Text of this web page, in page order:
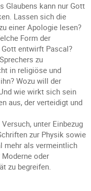
Glaubens kann nur Gott
Lassen sich die
einer Apologie lesen?
Form der
entwirft Pascal?
zu
in religiöse und
Wozu will der
wie wirkt sich sein
aus, der verteidigt und
unter Einbezug
zur Physik sowie
mehr als vermeintlich
oder
zu begreifen.